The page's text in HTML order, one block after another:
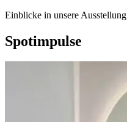
Einblicke in unsere Ausstellung
Spotimpulse